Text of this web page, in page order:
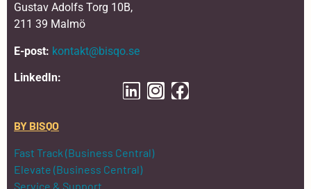
Gustav Adolfs Torg 10B,
211 39 Malmö
E-post: kontakt@bisqo.se
LinkedIn:
BY BISQO
Fast Track (Business Central)
Elevate (Business Central)
Service & Support